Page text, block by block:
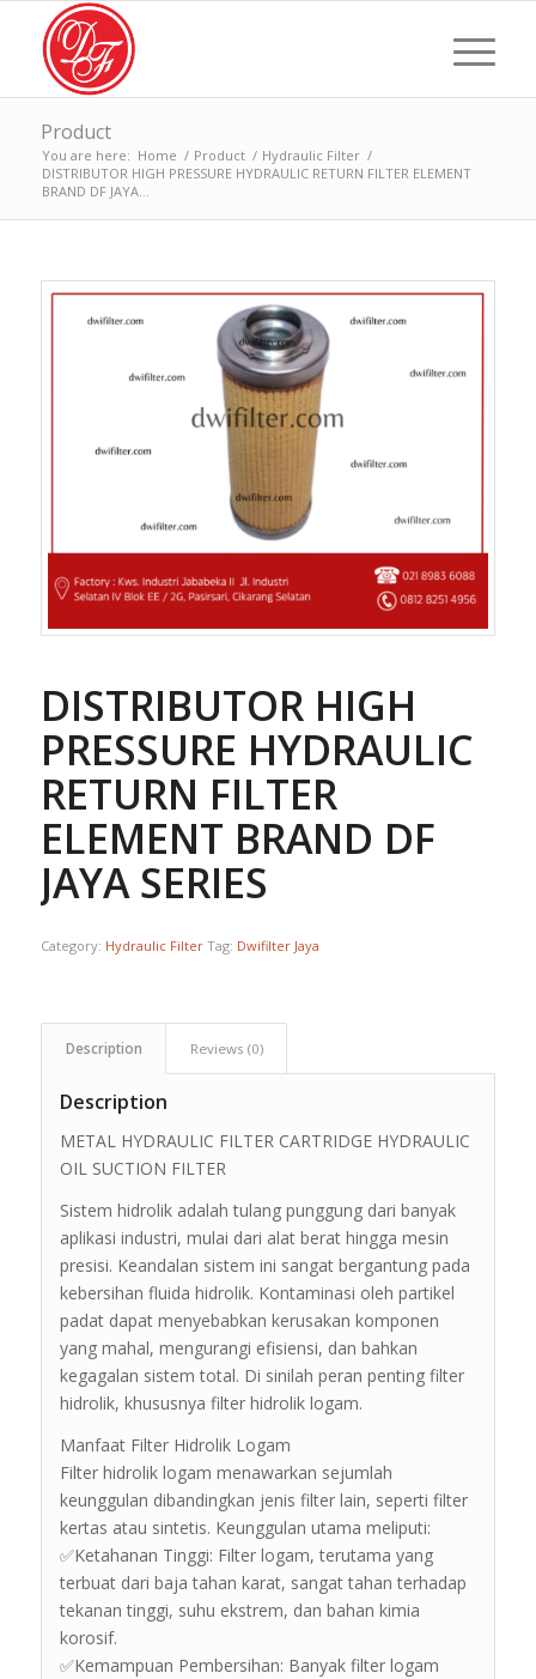
Product
You are here: Home / Product / Hydraulic Filter /
DISTRIBUTOR HIGH PRESSURE HYDRAULIC RETURN FILTER ELEMENT
BRAND DF JAYA...
DISTRIBUTOR HIGH
PRESSURE HYDRAULIC
RETURN FILTER
ELEMENT BRAND DF
JAYA SERIES
Category: Hydraulic Filter Tag: Dwifilter Jaya
Description Reviews (0)
Description
METAL HYDRAULIC FILTER CARTRIDGE HYDRAULIC
OIL SUCTION FILTER
Sistem hidrolik adalah tulang punggung dari banyak
aplikasi industri, mulai dari alat berat hingga mesin
presisi. Keandalan sistem ini sangat bergantung pada
kebersihan fluida hidrolik. Kontaminasi oleh partikel
padat dapat menyebabkan kerusakan komponen
yang mahal, mengurangi efisiensi, dan bahkan
kegagalan sistem total. Di sinilah peran penting filter
hidrolik, khususnya filter hidrolik logam.
Manfaat Filter Hidrolik Logam
Filter hidrolik logam menawarkan sejumlah
keunggulan dibandingkan jenis filter lain, seperti filter
kertas atau sintetis. Keunggulan utama meliputi:
✅Ketahanan Tinggi: Filter logam, terutama yang
terbuat dari baja tahan karat, sangat tahan terhadap
tekanan tinggi, suhu ekstrem, dan bahan kimia
korosif.
✅Kemampuan Pembersihan: Banyak filter logam